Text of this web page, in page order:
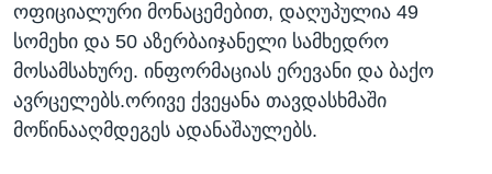
ოფიციალური მონაცემებით, დაღუპულია 49
სომეხი და 50 აზერბაიჯანელი სამხედრო
მოსამსახურე. ინფორმაციას ერევანი და ბაქო
ავრცელებს.ორივე ქვეყანა თავდასხმაში
მოწინააღმდეგეს ადანაშაულებს.